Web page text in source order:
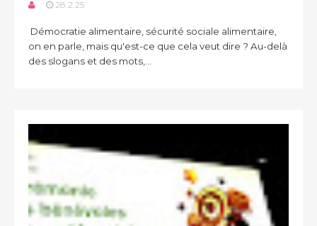
28.2.25
Démocratie alimentaire, sécurité sociale alimentaire,
on en parle, mais qu'est-ce que cela veut dire ? Au-delà
des slogans et des mots,...